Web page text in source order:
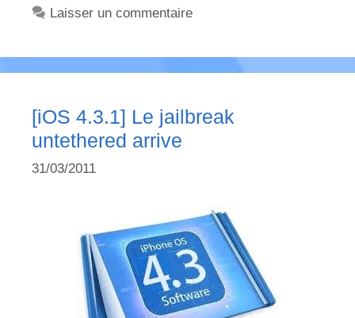
Laisser un commentaire
[iOS 4.3.1] Le jailbreak
untethered arrive
31/03/2011